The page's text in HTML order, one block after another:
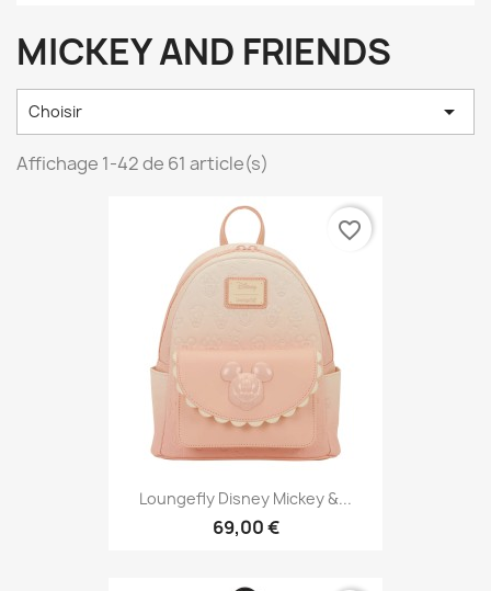
MICKEY AND FRIENDS
Choisir 
Affichage 1-42 de 61 article(s)
Loungefly Disney Mickey &...
69,00 €
favorite_border